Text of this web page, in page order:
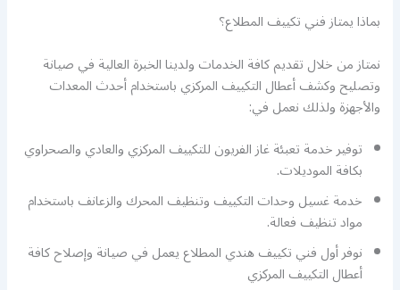
بماذا يمتاز فني تكييف المطلاع؟
نمتاز من خلال تقديم كافة الخدمات ولدينا الخبرة العالية في صيانة
وتصليح وكشف أعطال التكييف المركزي باستخدام أحدث المعدات
والأجهزة ولذلك نعمل في:
توفير خدمة تعبئة غاز الفريون للتكييف المركزي والعادي والصحراوي
بكافة الموديلات.
خدمة غسيل وحدات التكييف وتنظيف المحرك والزعانف باستخدام
مواد تنظيف فعالة.
نوفر أول فني تكييف هندي المطلاع يعمل في صيانة وإصلاح كافة
أعطال التكييف المركزي